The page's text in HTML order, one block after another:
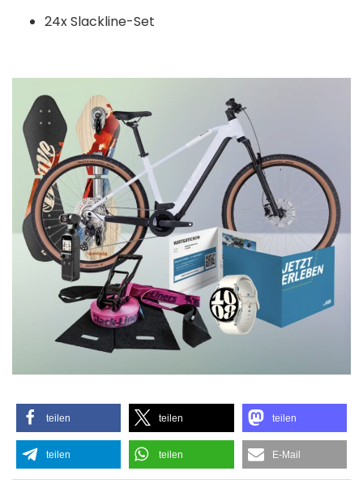
24x Slackline-Set
teilen teilen teilen
teilen teilen E-Mail